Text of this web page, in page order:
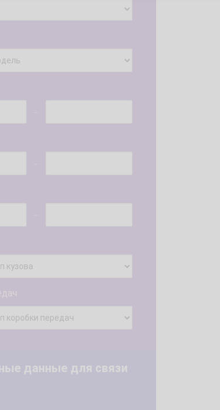
...
...
...
данные для связи